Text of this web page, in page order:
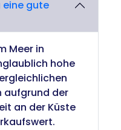
eine gute
Meer in
hohe
aufgrund der
an der Küste